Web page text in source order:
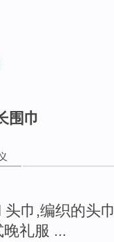
围巾
头巾,编织的头
礼服 ...